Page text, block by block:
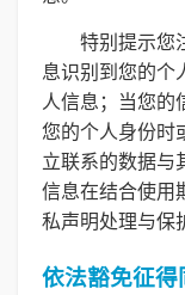
特别提示您
息识别到您的个
人信息；当您的
您的个人身份时
立联系的数据与
信息在结合使用
私声明处理与保
依法豁免征